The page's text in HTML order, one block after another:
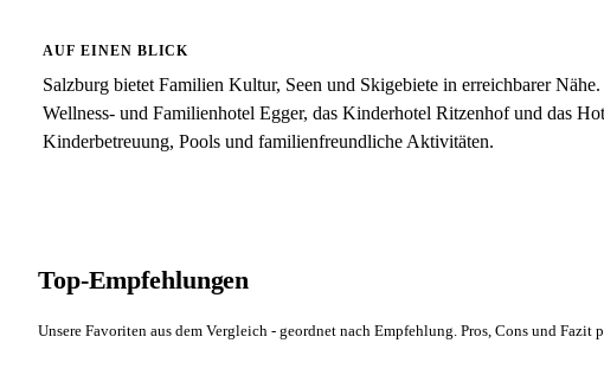
AUF EINEN BLICK
Salzburg bietet Familien Kultur, Seen und Skigebiete in erreichbarer
Wellness- und Familienhotel Egger, das Kinderhotel Ritzenhof und das
Kinderbetreuung, Pools und familienfreundliche Aktivitäten.
Top-Empfehlungen
Unsere Favoriten aus dem Vergleich - geordnet nach Empfehlung. Pros, Cons und